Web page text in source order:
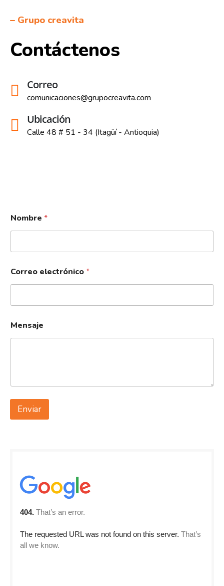
– Grupo creavita
Contáctenos
Correo
comunicaciones@grupocreavita.com
Ubicación
Calle 48 # 51 - 34 (Itagüí - Antioquia)
Nombre *
Correo electrónico*
Mensaje
Enviar